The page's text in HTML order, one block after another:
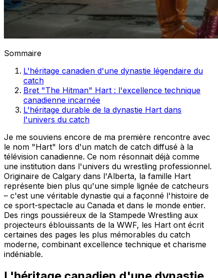
Sommaire
L'héritage canadien d'une dynastie légendaire du
catch
Bret "The Hitman" Hart : l'excellence technique
canadienne incarnée
L'héritage durable de la dynastie Hart dans
l'univers du catch
Je me souviens encore de ma première rencontre avec
le nom "Hart" lors d'un match de catch diffusé à la
télévision canadienne. Ce nom résonnait déjà comme
une institution dans l'univers du wrestling professionnel.
Originaire de Calgary dans l'Alberta, la famille Hart
représente bien plus qu'une simple lignée de catcheurs
– c'est une véritable dynastie qui a façonné l'histoire de
ce sport-spectacle au Canada et dans le monde entier.
Des rings poussiéreux de la Stampede Wrestling aux
projecteurs éblouissants de la WWF, les Hart ont écrit
certaines des pages les plus mémorables du catch
moderne, combinant excellence technique et charisme
indéniable.